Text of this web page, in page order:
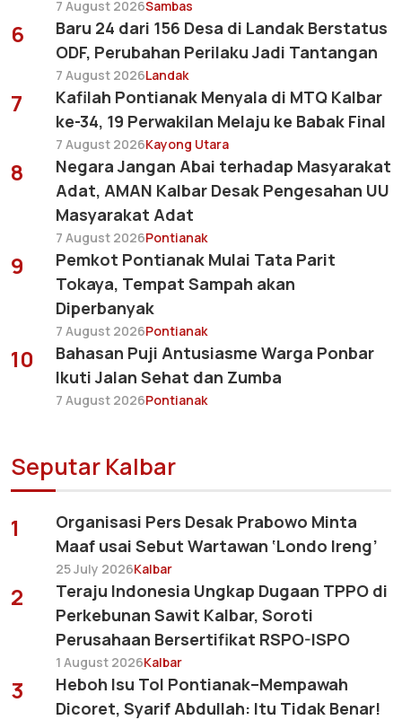
7 August 2026Sambas
6
Baru 24 dari 156 Desa di Landak Berstatus
ODF, Perubahan Perilaku Jadi Tantangan
7 August 2026Landak
7
Kafilah Pontianak Menyala di MTQ Kalbar
ke-34, 19 Perwakilan Melaju ke Babak Final
7 August 2026Kayong Utara
8
Negara Jangan Abai terhadap Masyarakat
Adat, AMAN Kalbar Desak Pengesahan UU
Masyarakat Adat
7 August 2026Pontianak
9
Pemkot Pontianak Mulai Tata Parit
Tokaya, Tempat Sampah akan
Diperbanyak
7 August 2026Pontianak
10
Bahasan Puji Antusiasme Warga Ponbar
Ikuti Jalan Sehat dan Zumba
7 August 2026Pontianak
Seputar Kalbar
1
Organisasi Pers Desak Prabowo Minta
Maaf usai Sebut Wartawan ‘Londo Ireng’
25 July 2026Kalbar
2
Teraju Indonesia Ungkap Dugaan TPPO di
Perkebunan Sawit Kalbar, Soroti
Perusahaan Bersertifikat RSPO-ISPO
1 August 2026Kalbar
3
Heboh Isu Tol Pontianak–Mempawah
Dicoret, Syarif Abdullah: Itu Tidak Benar!